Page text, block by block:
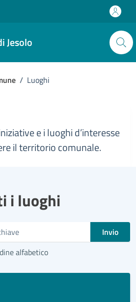
Jesolo
/ Luoghi
e i luoghi d’interesse
il territorio comunale.
i luoghi
Invio
alfabetico